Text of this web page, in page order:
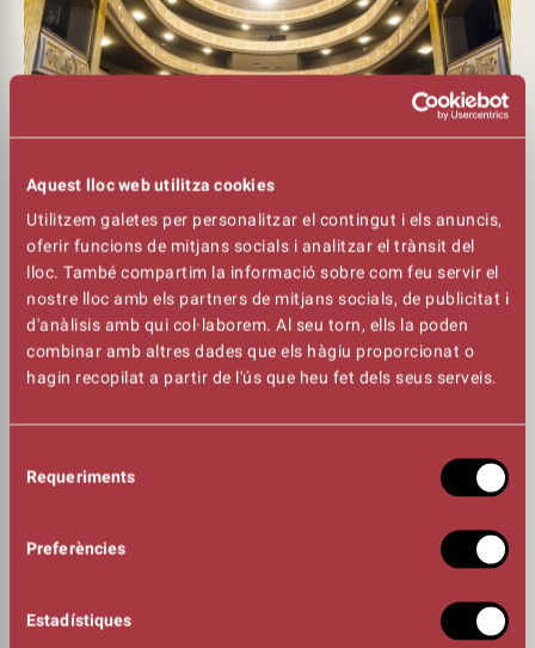
Aquest lloc web utilitza cookies
Utilitzem galetes per personalitzar el contingut i els anuncis,
oferir funcions de mitjans socials i analitzar el trànsit del
lloc. També compartim la informació sobre com feu servir el
nostre lloc amb els partners de mitjans socials, de publicitat i
d'anàlisis amb qui col·laborem. Al seu torn, ells la poden
combinar amb altres dades que els hàgiu proporcionat o
hagin recopilat a partir de l'ús que heu fet dels seus serveis.
Requeriments
Preferències
Estadístiques
TEATRE CONSERVATORI
Mestre Blanch, 4 - 08242 MANRESA